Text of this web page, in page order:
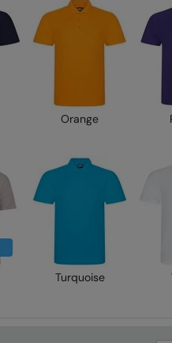
Orange
Turquoise